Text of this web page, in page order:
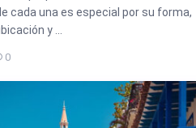
cada una es especial por su forma,
y ...
0